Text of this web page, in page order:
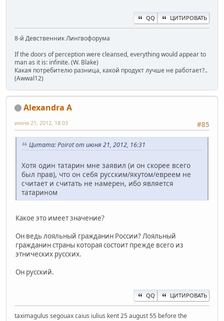
QQ ЦИТИРОВАТЬ
8-й Девственник Лингвофорума
If the doors of perception were cleansed, everything would appear to
man as it is: infinite. (W. Blake)
Какая потребителю разница, какой продукт лучше не работает?..
(Awwal12)
Alexandra A
#85
июня 21, 2012, 18:03
Цитата: Poirot от июня 21, 2012, 16:31
Хотя один татарин мне заявил (и он скорее всего
был прав), что он себя русским/якутом/евреем не
считает и считать не намерен, ибо является
татарином
Какое это имеет значение?
Он ведь лояльный гражданин России? Лояльный
гражданин страны которая состоит прежде всего из
этнических русских.
Он русский.
QQ ЦИТИРОВАТЬ
taximagulus segouax caius iulius kent 25 august 55 before the